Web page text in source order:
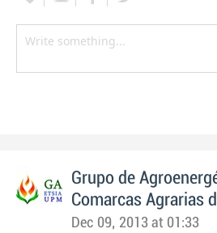
Grupo de
Comarcas Agrarias
Dec 09, 2013 at 01:33